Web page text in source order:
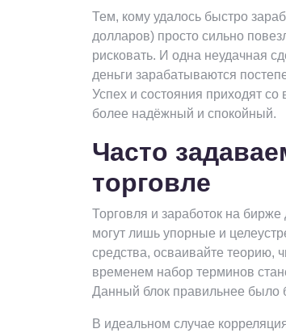
Тем, кому удалось быстро
долларов) просто сильно
рисковать. И одна неудачная
деньги зарабатываются
Успех и состояния приходят
более надёжный и спокойный.
Часто
торговле
Торговля и заработок на
могут лишь упорные и
средства, осваивайте теорию,
временем набор терминов
Данный блок правильнее было
В идеальном случае